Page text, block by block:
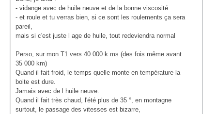
- vidange avec de huile neuve et de la bonne viscosité
- et roule et tu verras bien, si ce sont les roulements ça sera
pareil,
mais si c'est juste l age de huile, tout redeviendra normal
Perso, sur mon T1 vers 40 000 k ms (des fois même avant
35 000 km)
Quand il fait froid, le temps quelle monte en température la
boite est dure.
Jamais avec de l huile neuve.
Quand il fait très chaud, l'été plus de 35 °, en montagne
surtout, le passage des vitesses est bizarre,